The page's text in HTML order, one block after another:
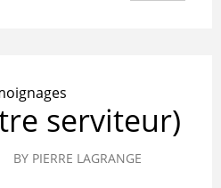
serviteur)
BY PIERRE LAGRANGE